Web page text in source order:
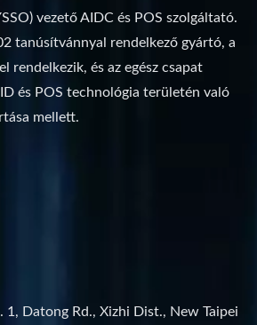
vezető AIDC és POS szolgáltató.
tanúsítvánnyal rendelkező gyártó, a
rendelkezik, és az egész csapat
és POS technológia területén való
mellett.
1, Datong Rd., Xizhi Dist., New Taipei